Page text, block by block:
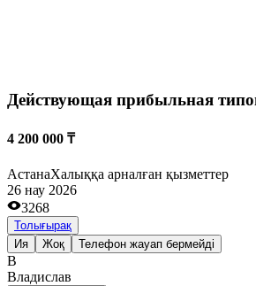
Действующая прибыльная
4 200 000 ₸
АстанаХалыққа арналған қызметтер
26 нау 2026
3268
Толығырақ
Ия
Жоқ Телефон жауап бермейді
В
Владислав